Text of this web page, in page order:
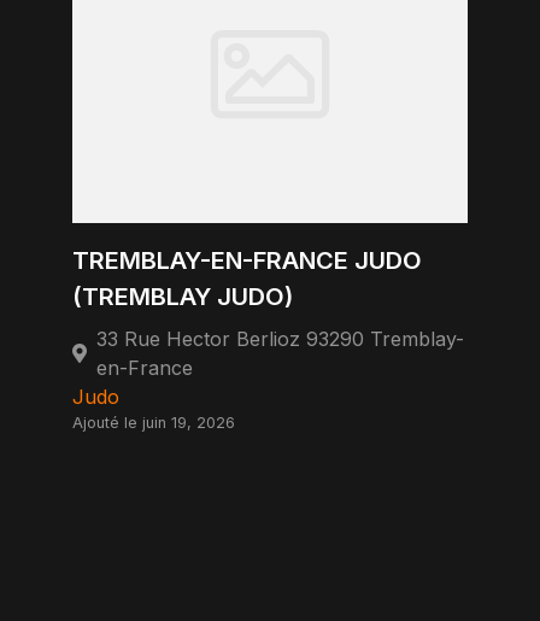
TREMBLAY-EN-FRANCE JUDO
(TREMBLAY JUDO)
33 Rue Hector Berlioz 93290 Tremblay-
en-France
Judo
Ajouté le juin 19, 2026